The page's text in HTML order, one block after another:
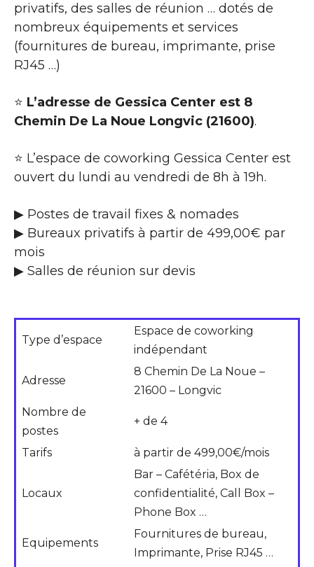
privatifs, des salles de réunion … dotés de
nombreux équipements et services
(fournitures de bureau, imprimante, prise
RJ45 …)
⭐ L’adresse de Gessica Center est 8
Chemin De La Noue Longvic (21600).
⭐ L’espace de coworking Gessica Center est
ouvert du lundi au vendredi de 8h à 19h.
▶ Postes de travail fixes & nomades
▶ Bureaux privatifs à partir de 499,00€ par
mois
▶ Salles de réunion sur devis
Type d’espace
Espace de coworking
indépendant
Adresse
8 Chemin De La Noue –
21600 – Longvic
Nombre de
postes
+ de 4
Tarifs à partir de 499,00€/mois
Locaux
Bar – Cafétéria, Box de
confidentialité, Call Box –
Phone Box …
Equipements
Fournitures de bureau,
Imprimante, Prise RJ45 …